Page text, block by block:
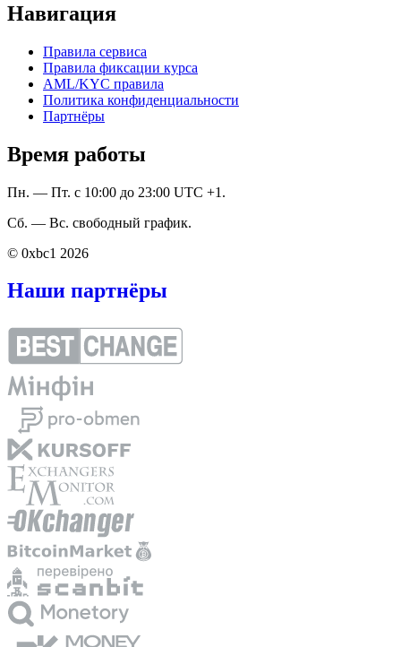
Навигация
Правила сервиса
Правила фиксации курса
AML/KYC правила
Политика конфиденциальности
Партнёры
Время работы
Пн. — Пт. с 10:00 до 23:00 UTC +1.
Сб. — Вс. свободный график.
© 0xbc1 2026
Наши партнёры